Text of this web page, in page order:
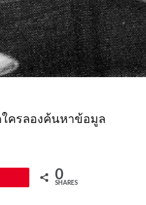
ครลองค้นหาข้อมูล
0
SHARES